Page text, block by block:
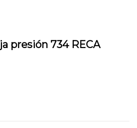
presión 734 RECA